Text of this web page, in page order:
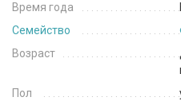
Время года
Семейство
Возраст
Пол